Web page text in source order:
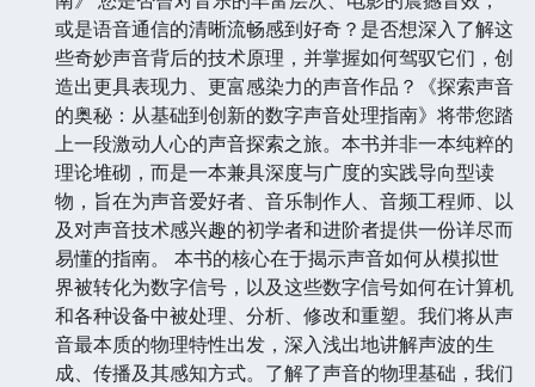
或是语音通信的清晰流畅感到好奇？是否想深入了解这
些奇妙声音背后的技术原理，并掌握如何驾驭它们，创
造出更具表现力、更富感染力的声音作品？《探索声音
的奥秘：从基础到创新的数字声音处理指南》将带您踏
上一段激动人心的声音探索之旅。本书并非一本纯粹的
理论堆砌，而是一本兼具深度与广度的实践导向型读
物，旨在为声音爱好者、音乐制作人、音频工程师、以
及对声音技术感兴趣的初学者和进阶者提供一份详尽而
易懂的指南。 本书的核心在于揭示声音如何从模拟世
界被转化为数字信号，以及这些数字信号如何在计算机
和各种设备中被处理、分析、修改和重塑。我们将从声
音最本质的物理特性出发，深入浅出地讲解声波的生
成、传播及其感知方式。了解了声音的物理基础，我们